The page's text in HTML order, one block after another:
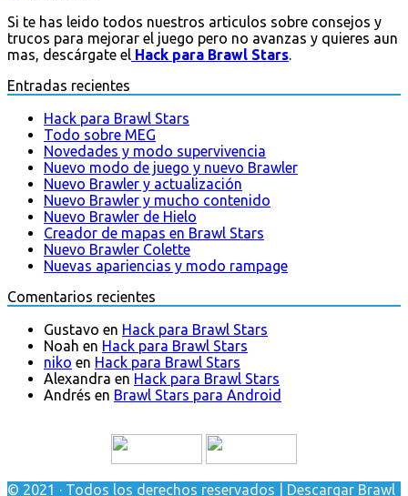
Si te has leido todos nuestros articulos sobre consejos y
trucos para mejorar el juego pero no avanzas y quieres aun
mas, descárgate el Hack para Brawl Stars.
Entradas recientes
Hack para Brawl Stars
Todo sobre MEG
Novedades y modo supervivencia
Nuevo modo de juego y nuevo Brawler
Nuevo Brawler y actualización
Nuevo Brawler y mucho contenido
Nuevo Brawler de Hielo
Creador de mapas en Brawl Stars
Nuevo Brawler Colette
Nuevas apariencias y modo rampage
Comentarios recientes
Gustavo en Hack para Brawl Stars
Noah en Hack para Brawl Stars
niko en Hack para Brawl Stars
Alexandra en Hack para Brawl Stars
Andrés en Brawl Stars para Android
© 2021 · Todos los derechos reservados | Descargar Brawl